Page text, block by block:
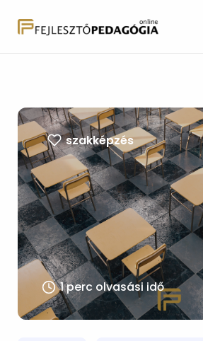
szakképzés
1 perc olvasási idő